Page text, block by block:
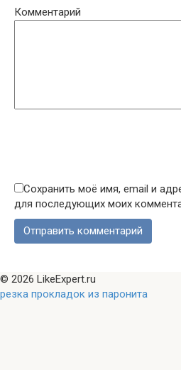
Комментарий
Сохранить моё имя, email и
для последующих моих
© 2026 LikeExpert.ru
резка прокладок из паронита